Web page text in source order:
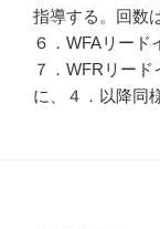
指導する。回数
６．WFAリード
７．WFRリー
に、４．以降同